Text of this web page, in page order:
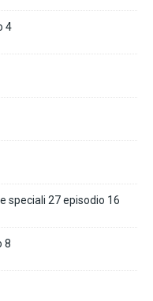
4
speciali 27 episodio 16
8